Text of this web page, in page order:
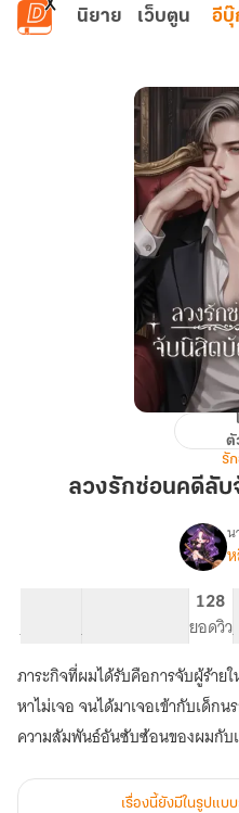
ข้ามไปยังเนื้อหาหลัก
นิยาย เว็บตูน อีบุ๊
ซ่อน
ตั
รั
ลวงรักซ่อนคดีลั
น
จำนวนคำ จำนวนหน้า (A5)
128
ยอดวิว
ภาระกิจที่ผมได้รับคือการจับผู้ร้าย
หาไม่เจอ จนได้มาเจอเข้ากับเด็
ความสัมพันธ์อันซับซ้อนของผมกับ
เรื่องนี้ยังมีในรูปแบ